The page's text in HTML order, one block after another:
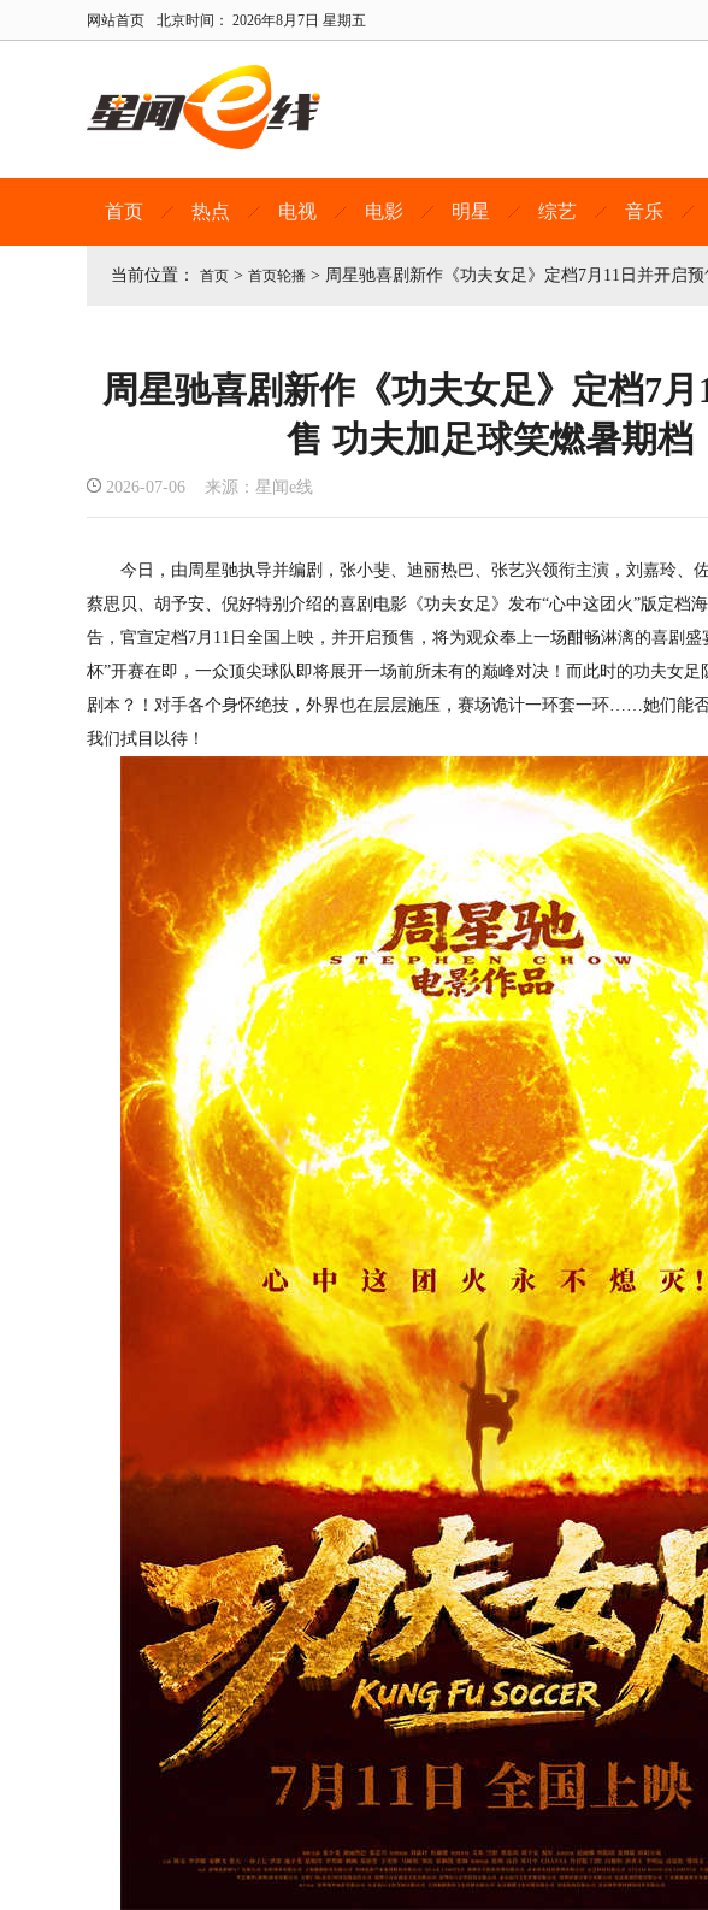
网站首页 北京时间： 2026年8月7日 星期五
首页 热点 电视 电影 明星 综艺 音乐
当前位置： 首页 > 首页轮播 > 周星驰喜剧新作《功夫女足》定档7月11日并开启
周星驰喜剧新作《功夫女足》定档7
售 功夫加足球笑燃暑期档
2026-07-06 来源：星闻e线
今日，由周星驰执导并编剧，张小斐、迪丽热巴、张艺兴领衔主演，刘嘉玲、
蔡思贝、胡予安、倪好特别介绍的喜剧电影《功夫女足》发布“心中这团火”版定档
告，官宣定档7月11日全国上映，并开启预售，将为观众奉上一场酣畅淋漓的喜剧盛
杯”开赛在即，一众顶尖球队即将展开一场前所未有的巅峰对决！而此时的功夫女
剧本？！对手各个身怀绝技，外界也在层层施压，赛场诡计一环套一环……她们能
我们拭目以待！